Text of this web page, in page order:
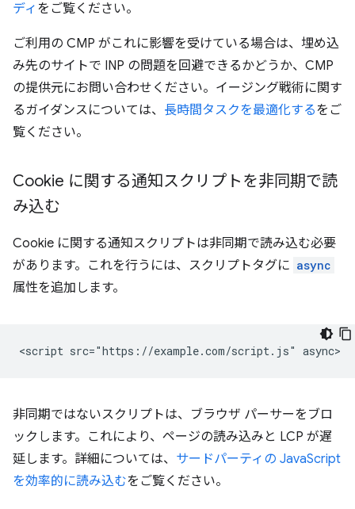
ディ をご覧ください。
ご利用の CMP がこれに影響を受けている場合は、埋め込
み先のサイトで INP の問題を回避できるかどうか、CMP
の提供元にお問い合わせください。イージング戦術に関す
るガイダンスについては、 長時間タスクを最適化するをご
覧ください。
Cookie に関する通知スクリプトを非同期で読
み込む
Cookie に関する通知スクリプトは非同期で読み込む必要
があります。これを行うには、スクリプトタグに async
属性を追加します。
非同期ではないスクリプトは、ブラウザ パーサーをブロ
ックします。これにより、ページの読み込みと LCP が遅
延します。詳細については、 サードパーティの JavaScript
を効率的に読み込むをご覧ください。